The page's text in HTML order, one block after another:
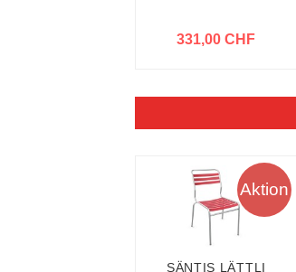
331,00 CHF
Aktion
SÄNTIS LÄTTLI